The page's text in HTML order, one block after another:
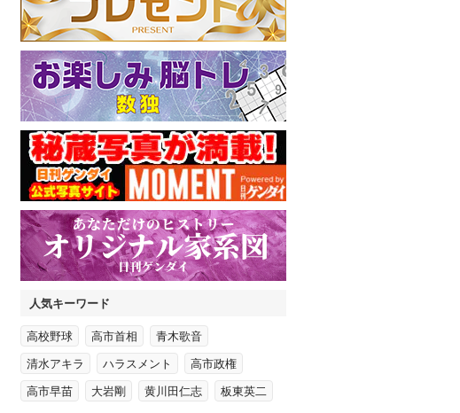
人気キーワード
高校野球 高市首相 青木歌音
清水アキラ ハラスメント 高市政権
高市早苗 大岩剛 黄川田仁志 板東英二